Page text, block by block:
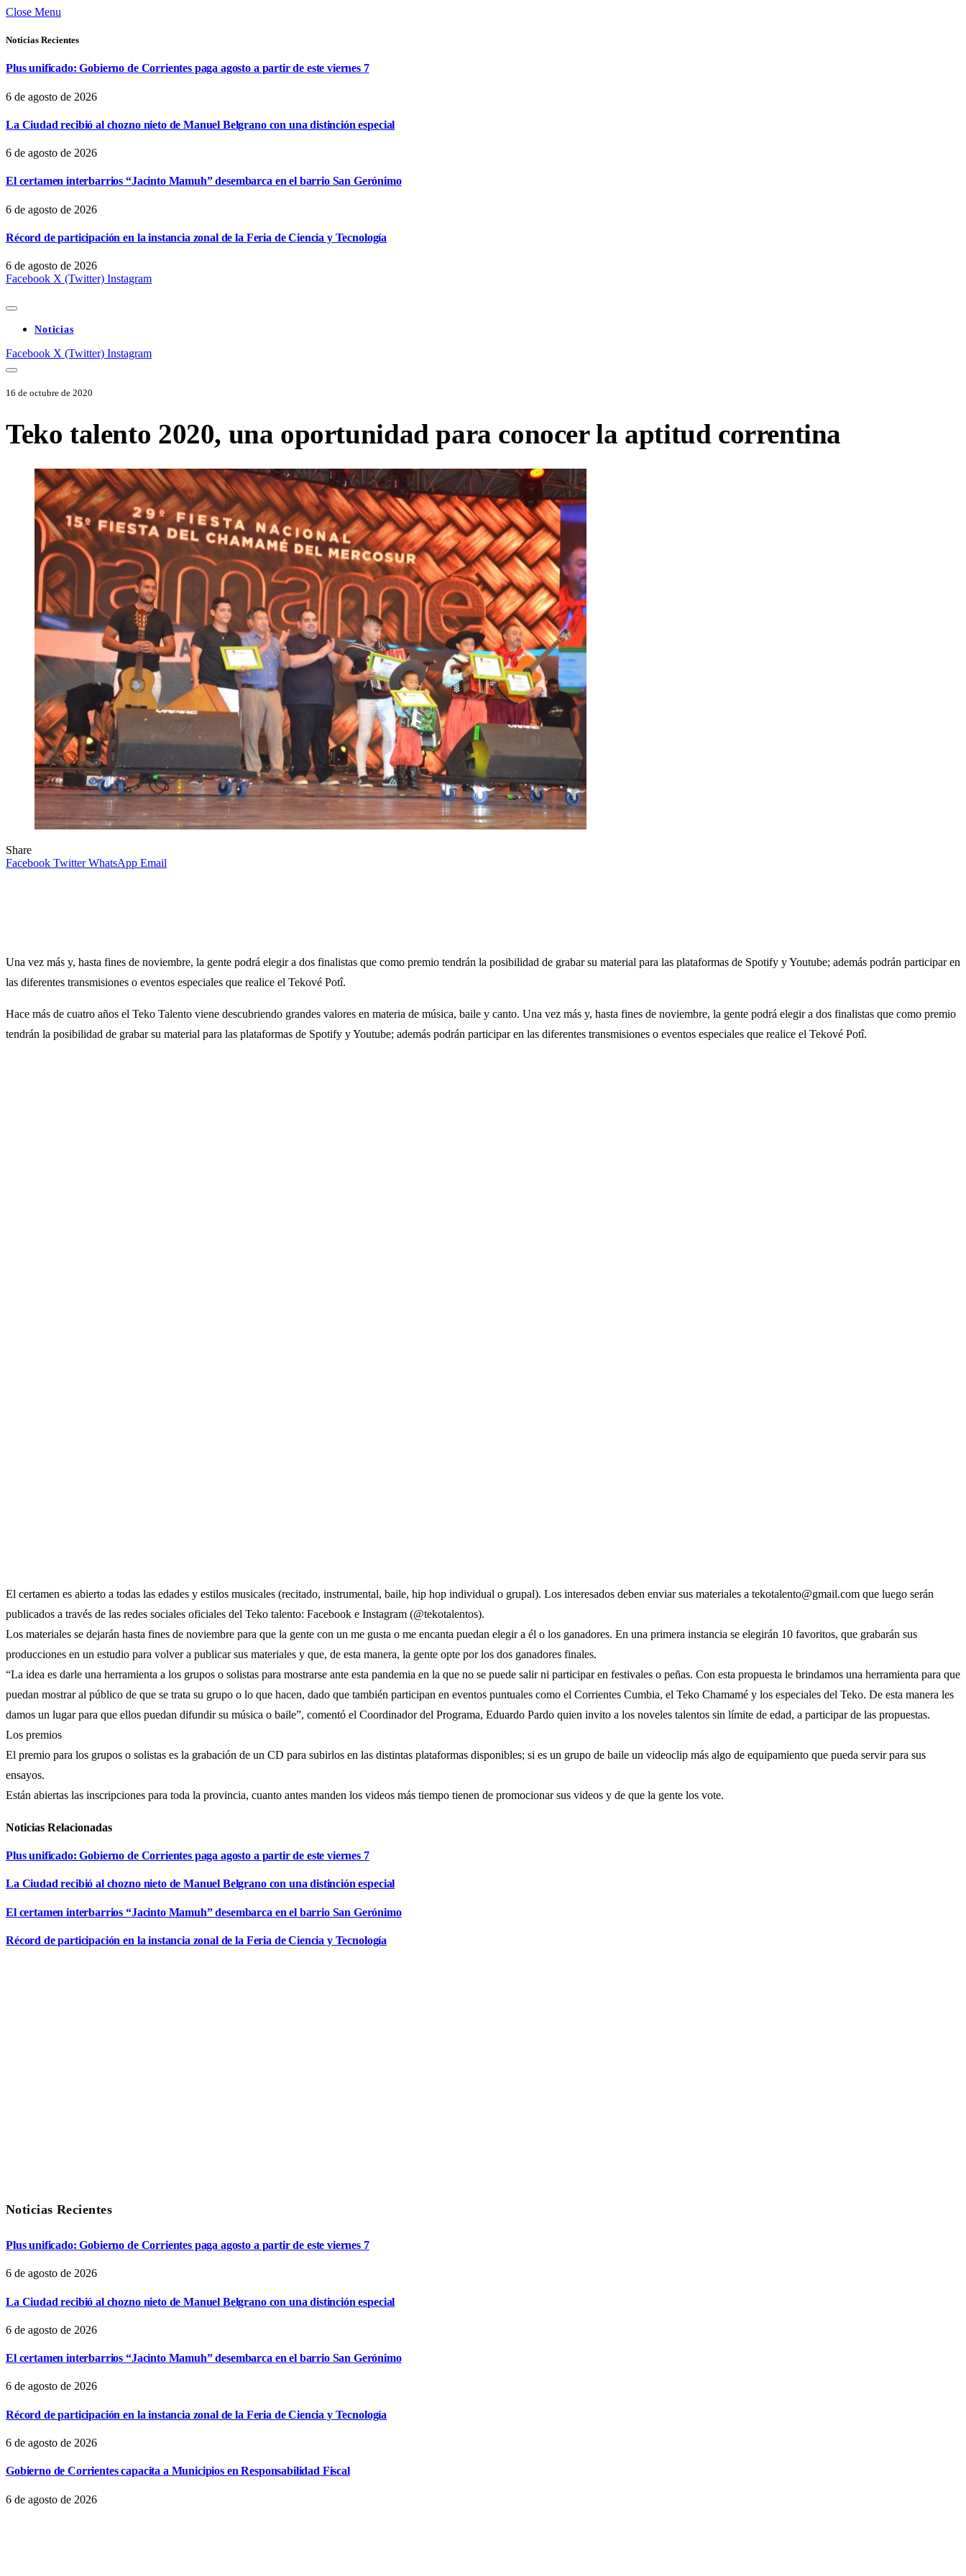
Close Menu
Noticias Recientes
Plus unificado: Gobierno de Corrientes paga agosto a partir de este viernes 7
6 de agosto de 2026
La Ciudad recibió al chozno nieto de Manuel Belgrano con una distinción especial
6 de agosto de 2026
El certamen interbarrios “Jacinto Mamuh” desembarca en el barrio San Gerónimo
6 de agosto de 2026
Récord de participación en la instancia zonal de la Feria de Ciencia y Tecnología
6 de agosto de 2026
Facebook X (Twitter) Instagram
Noticias
Facebook X (Twitter) Instagram
16 de octubre de 2020
Teko talento 2020, una oportunidad para conocer la aptitud correntina
Share
Facebook Twitter WhatsApp Email
Una vez más y, hasta fines de noviembre, la gente podrá elegir a dos finalistas que como premio tendrán la posibilidad de grabar su material para las plataformas de Spotify y Youtube; además podrán participar en
las diferentes transmisiones o eventos especiales que realice el Tekové Potî.
Hace más de cuatro años el Teko Talento viene descubriendo grandes valores en materia de música, baile y canto. Una vez más y, hasta fines de noviembre, la gente podrá elegir a dos finalistas que como premio
tendrán la posibilidad de grabar su material para las plataformas de Spotify y Youtube; además podrán participar en las diferentes transmisiones o eventos especiales que realice el Tekové Potî.
El certamen es abierto a todas las edades y estilos musicales (recitado, instrumental, baile, hip hop individual o grupal). Los interesados deben enviar sus materiales a tekotalento@gmail.com que luego serán
publicados a través de las redes sociales oficiales del Teko talento: Facebook e Instagram (@tekotalentos).
Los materiales se dejarán hasta fines de noviembre para que la gente con un me gusta o me encanta puedan elegir a él o los ganadores. En una primera instancia se elegirán 10 favoritos, que grabarán sus
producciones en un estudio para volver a publicar sus materiales y que, de esta manera, la gente opte por los dos ganadores finales.
“La idea es darle una herramienta a los grupos o solistas para mostrarse ante esta pandemia en la que no se puede salir ni participar en festivales o peñas. Con esta propuesta le brindamos una herramienta para que
puedan mostrar al público de que se trata su grupo o lo que hacen, dado que también participan en eventos puntuales como el Corrientes Cumbia, el Teko Chamamé y los especiales del Teko. De esta manera les
damos un lugar para que ellos puedan difundir su música o baile”, comentó el Coordinador del Programa, Eduardo Pardo quien invito a los noveles talentos sin límite de edad, a participar de las propuestas.
Los premios
El premio para los grupos o solistas es la grabación de un CD para subirlos en las distintas plataformas disponibles; si es un grupo de baile un videoclip más algo de equipamiento que pueda servir para sus
ensayos.
Están abiertas las inscripciones para toda la provincia, cuanto antes manden los videos más tiempo tienen de promocionar sus videos y de que la gente los vote.
Noticias Relacionadas
Plus unificado: Gobierno de Corrientes paga agosto a partir de este viernes 7
La Ciudad recibió al chozno nieto de Manuel Belgrano con una distinción especial
El certamen interbarrios “Jacinto Mamuh” desembarca en el barrio San Gerónimo
Récord de participación en la instancia zonal de la Feria de Ciencia y Tecnología
Noticias Recientes
Plus unificado: Gobierno de Corrientes paga agosto a partir de este viernes 7
6 de agosto de 2026
La Ciudad recibió al chozno nieto de Manuel Belgrano con una distinción especial
6 de agosto de 2026
El certamen interbarrios “Jacinto Mamuh” desembarca en el barrio San Gerónimo
6 de agosto de 2026
Récord de participación en la instancia zonal de la Feria de Ciencia y Tecnología
6 de agosto de 2026
Gobierno de Corrientes capacita a Municipios en Responsabilidad Fiscal
6 de agosto de 2026